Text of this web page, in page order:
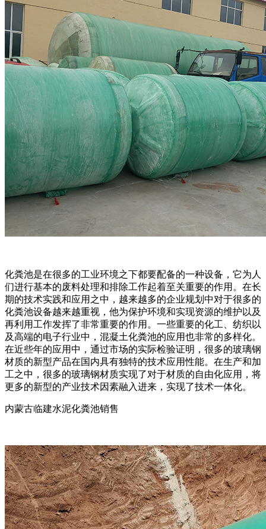
化粪池是在很多的工业环境之下都要配备的一种设备，它为人
们进行基本的废料处理和排除工作起着至关重要的作用。在长
期的技术实践和应用之中，越来越多的企业规划中对于很多的
化粪池设备越来越重视，他为保护环境和实现资源的维护以及
再利用工作发挥了非常重要的作用。一些重要的化工、纺织以
及高端的电子行业中，混凝土化粪池的应用也非常的多样化。
在近些年的应用中，通过市场的实际检验证明，很多的玻璃钢
材质的新型产品在国内具有独特的技术应用性能。在生产和加
工之中，很多的玻璃钢材质实现了对于材质的自由化应用，将
更多的新型的产业技术因素融入进来，实现了技术一体化。
内蒙古临建水泥化粪池销售